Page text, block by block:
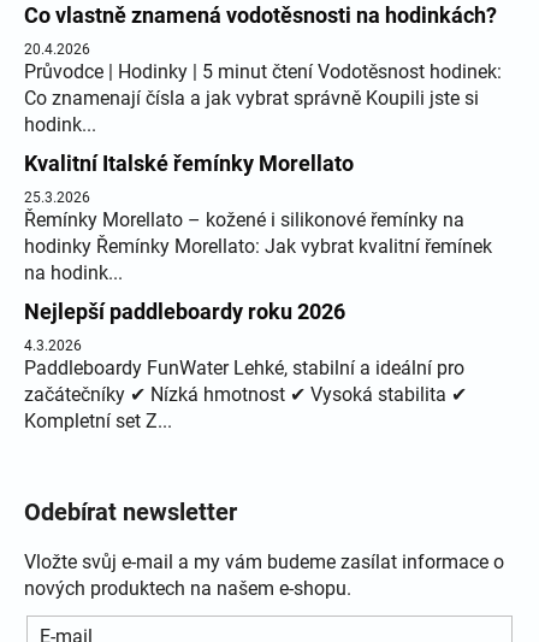
Co vlastně znamená vodotěsnosti na hodinkách?
20.4.2026
Průvodce | Hodinky | 5 minut čtení Vodotěsnost hodinek:
Co znamenají čísla a jak vybrat správně Koupili jste si
hodink...
Kvalitní Italské řemínky Morellato
25.3.2026
Řemínky Morellato – kožené i silikonové řemínky na
hodinky Řemínky Morellato: Jak vybrat kvalitní řemínek
na hodink...
Nejlepší paddleboardy roku 2026
4.3.2026
Paddleboardy FunWater Lehké, stabilní a ideální pro
začátečníky ✔ Nízká hmotnost ✔ Vysoká stabilita ✔
Kompletní set Z...
Odebírat newsletter
Vložte svůj e-mail a my vám budeme zasílat informace o
nových produktech na našem e-shopu.
E-mail